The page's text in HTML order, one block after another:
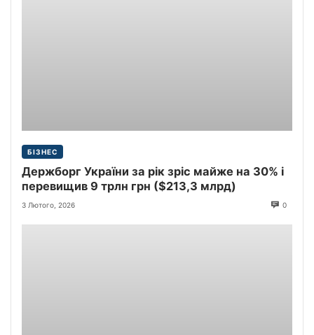
БІЗНЕС
Держборг України за рік зріс майже на 30% і
перевищив 9 трлн грн ($213,3 млрд)
3 Лютого, 2026 0